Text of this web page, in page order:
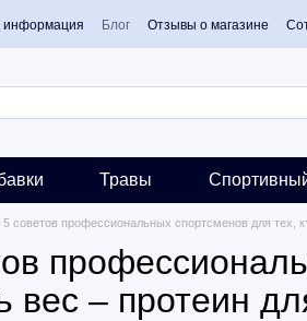
информация Блог Отзывы о магазине
Травы
5 советов профессиональных спортсменов для тех,
вес – протеин